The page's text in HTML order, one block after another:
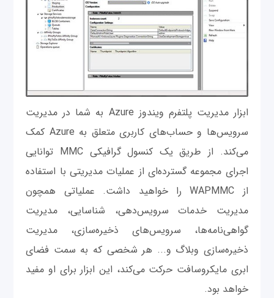
ابزار مدیریت پلتفرم ویندوز Azure به شما در مدیریت
سرویس‌ها و حساب‌های کاربری متعلق به Azure کمک
می‌کند. از طریق یک کنسول ‌گرافیکی MMC توانایی
اجرای مجموعه گسترده‌ای از عملیات مدیریتی با استفاده
از WAPMMC را خواهید داشت. عملیاتی همچون
مدیریت خدمات سرویس‌دهی، شناسایی، مدیریت
گواهی‌نامه‌ها، سرویس‌های ذخیره‌سازی، مدیریت
ذخیره‌سازی وبلاگ و... هر شخصی که به سمت فضای
ابری مایکروسافت حرکت می‌کند، این ابزار برای او مفید
خواهد بود.